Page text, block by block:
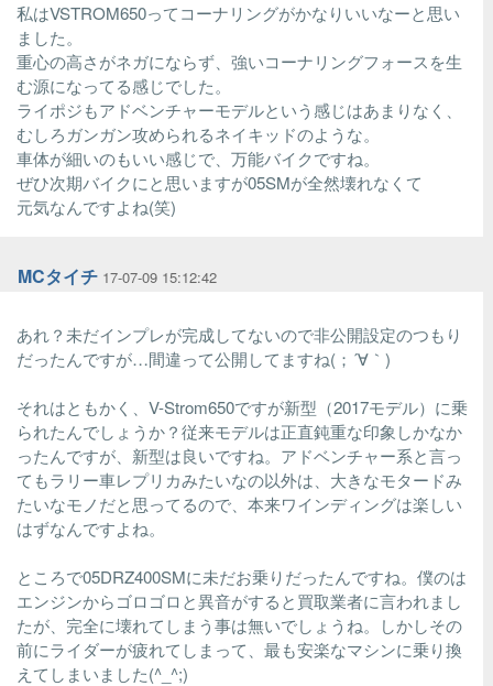
私はVSTROM650ってコーナリングがかなりいいなーと思い
ました。
重心の高さがネガにならず、強いコーナリングフォースを生
む源になってる感じでした。
ライポジもアドベンチャーモデルという感じはあまりなく、
むしろガンガン攻められるネイキッドのような。
車体が細いのもいい感じで、万能バイクですね。
ぜひ次期バイクにと思いますが05SMが全然壊れなくて
元気なんですよね(笑)
MCタイチ 17-07-09 15:12:42
あれ？未だインプレが完成してないので非公開設定のつもり
だったんですが…間違って公開してますね(；´∀｀)
それはともかく、V-Strom650ですが新型（2017モデル）に乗
られたんでしょうか？従来モデルは正直鈍重な印象しかなか
ったんですが、新型は良いですね。アドベンチャー系と言っ
てもラリー車レプリカみたいなの以外は、大きなモタードみ
たいなモノだと思ってるので、本来ワインディングは楽しい
はずなんですよね。
ところで05DRZ400SMに未だお乗りだったんですね。僕のは
エンジンからゴロゴロと異音がすると買取業者に言われまし
たが、完全に壊れてしまう事は無いでしょうね。しかしその
前にライダーが疲れてしまって、最も安楽なマシンに乗り換
えてしまいました(^_^;)